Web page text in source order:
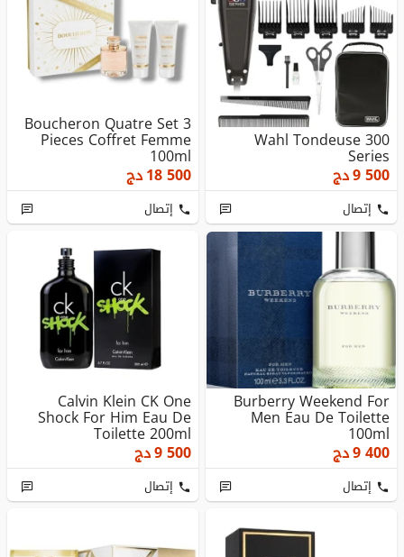
Wahl Tondeuse 300
Series
9 500دج
إتصال
Boucheron Quatre Set 3
Pieces Coffret Femme
100ml
18 500دج
إتصال
Burberry Weekend For
Men Eau De Toilette
100ml
9 400دج
إتصال
Calvin Klein CK One
Shock For Him Eau De
Toilette 200ml
9 500دج
إتصال